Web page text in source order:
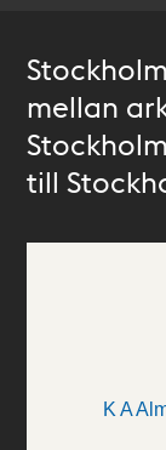
mellan
till
K A